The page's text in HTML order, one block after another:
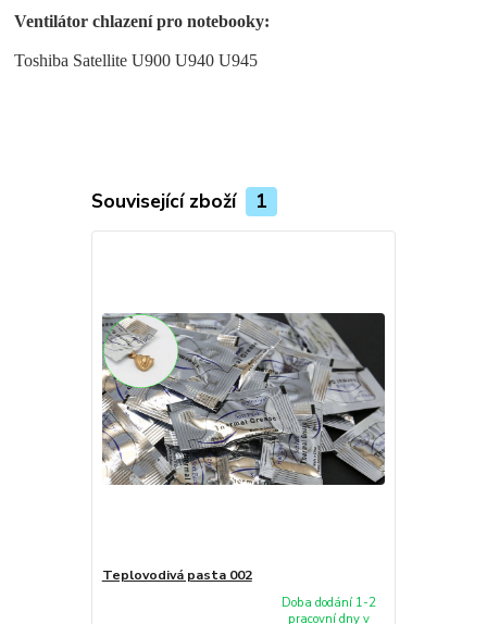
Ventilátor chlazení pro notebooky:
Toshiba Satellite U900 U940 U945
Související zboží 1
Teplovodivá pasta 002
Doba dodání 1-2
pracovní dny v